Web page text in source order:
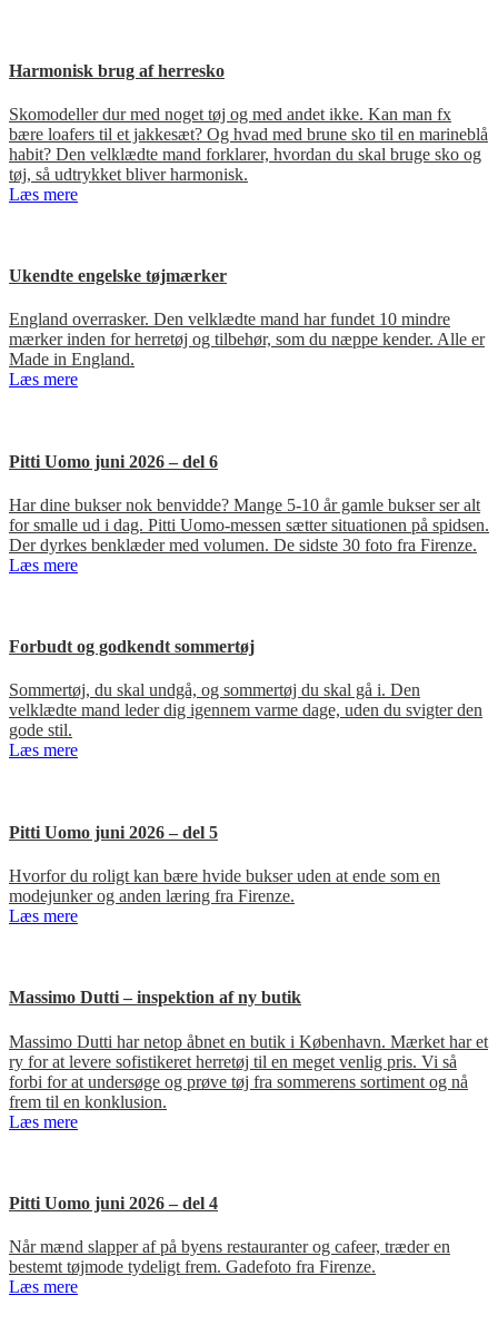
Harmonisk brug af herresko
Skomodeller dur med noget tøj og med andet ikke. Kan man fx
bære loafers til et jakkesæt? Og hvad med brune sko til en marineblå
habit? Den velklædte mand forklarer, hvordan du skal bruge sko og
tøj, så udtrykket bliver harmonisk.
Læs mere
Ukendte engelske tøjmærker
England overrasker. Den velklædte mand har fundet 10 mindre
mærker inden for herretøj og tilbehør, som du næppe kender. Alle er
Made in England.
Læs mere
Pitti Uomo juni 2026 – del 6
Har dine bukser nok benvidde? Mange 5-10 år gamle bukser ser alt
for smalle ud i dag. Pitti Uomo-messen sætter situationen på spidsen.
Der dyrkes benklæder med volumen. De sidste 30 foto fra Firenze.
Læs mere
Forbudt og godkendt sommertøj
Sommertøj, du skal undgå, og sommertøj du skal gå i. Den
velklædte mand leder dig igennem varme dage, uden du svigter den
gode stil.
Læs mere
Pitti Uomo juni 2026 – del 5
Hvorfor du roligt kan bære hvide bukser uden at ende som en
modejunker og anden læring fra Firenze.
Læs mere
Massimo Dutti – inspektion af ny butik
Massimo Dutti har netop åbnet en butik i København. Mærket har et
ry for at levere sofistikeret herretøj til en meget venlig pris. Vi så
forbi for at undersøge og prøve tøj fra sommerens sortiment og nå
frem til en konklusion.
Læs mere
Pitti Uomo juni 2026 – del 4
Når mænd slapper af på byens restauranter og cafeer, træder en
bestemt tøjmode tydeligt frem. Gadefoto fra Firenze.
Læs mere